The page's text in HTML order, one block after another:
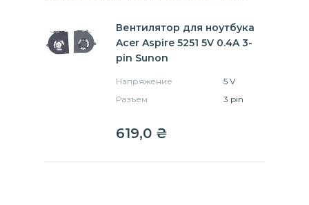
Вентилятор для ноутбука
Acer Aspire 5251 5V 0.4A 3-
pin Sunon
Напряжение
5 V
Разъем
3 pin
619,0 ₴